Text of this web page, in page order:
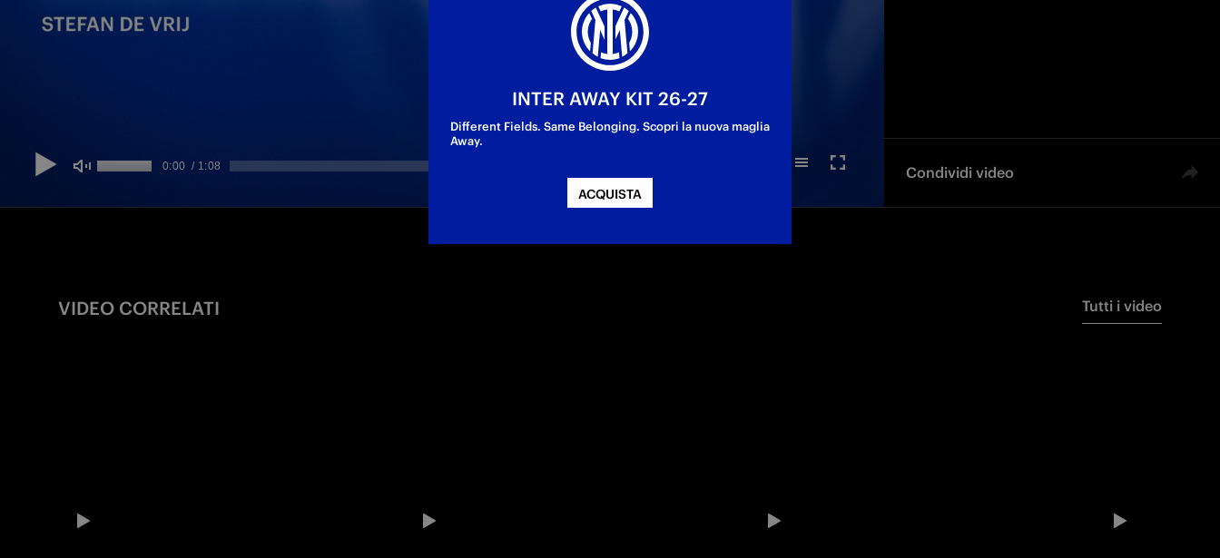
Condividi video
VIDEO CORRELATI Tutti i video
INTER AWAY KIT 26-27
Different Fields. Same Belonging. Scopri la nuova maglia
Away.
ACQUISTA